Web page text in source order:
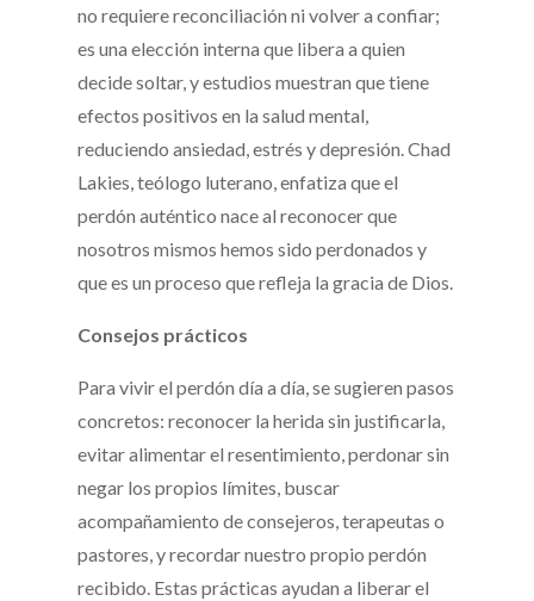
no requiere reconciliación ni volver a confiar;
es una elección interna que libera a quien
decide soltar, y estudios muestran que tiene
efectos positivos en la salud mental,
reduciendo ansiedad, estrés y depresión. Chad
Lakies, teólogo luterano, enfatiza que el
perdón auténtico nace al reconocer que
nosotros mismos hemos sido perdonados y
que es un proceso que refleja la gracia de Dios.
Consejos prácticos
Para vivir el perdón día a día, se sugieren pasos
concretos: reconocer la herida sin justificarla,
evitar alimentar el resentimiento, perdonar sin
negar los propios límites, buscar
acompañamiento de consejeros, terapeutas o
pastores, y recordar nuestro propio perdón
recibido. Estas prácticas ayudan a liberar el